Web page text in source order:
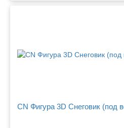
CN Фигура 3D Снеговик (под